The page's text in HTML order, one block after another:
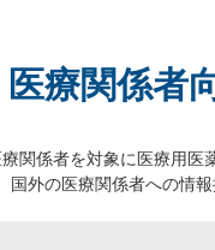
医療関係者
関係者を対象に医療用医
外の医療関係者への情